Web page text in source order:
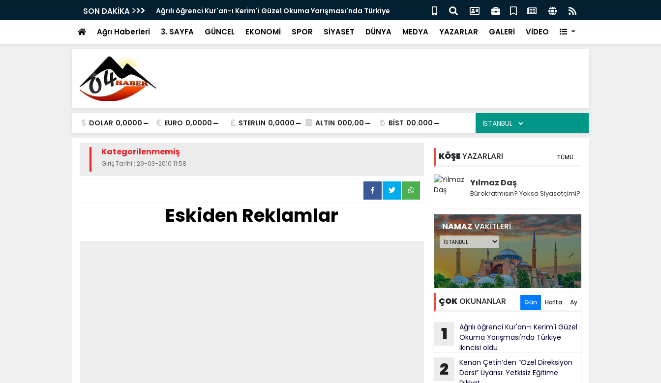
SON DAKİKA
Dersi” Uyarısı: Yetkisiz Eğitime
Ağrılı öğrenci Kur'an-ı Kerim'i Güzel Okuma Yarışması'nda Türkiye
ikincisi oldu
Dr. Öğr. Üyesi Harun Bayram ile Ağrı'da Obezite Cerrahisi Dönemi
Başladı
Ağrı Haberleri 3. SAYFA GÜNCEL EKONOMİ SPOR SİYASET DÜNYA MEDYA YAZARLAR GALERİ VİDEO
DOLAR 0,0000 EURO 0,0000 STERLIN 0,0000 ALTIN 000,00 BİST 00.000
Kategorilenmemiş
Giriş Tarihi : 29-03-2010 11:58
Eskiden Reklamlar
KÖŞEYAZARLARI TÜMÜ
Yılmaz Daş
Bürokratmısın? Yoksa Siyasetçimi?
NAMAZVAKİTLERİ
ÇOK OKUNANLAR Gün Hafta Ay
1
Ağrılı öğrenci Kur'an-ı Kerim'i Güzel
Okuma Yarışması'nda Türkiye
ikincisi oldu
2
Kenan Çetin’den “Özel Direksiyon
Dersi” Uyarısı: Yetkisiz Eğitime